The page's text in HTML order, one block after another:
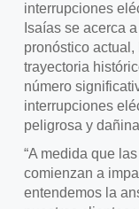
interrupciones
Isaías se acerca
pronóstico
trayectoria
número
interrupciones
peligrosa y
“A medida que
comienzan a
entendemos la